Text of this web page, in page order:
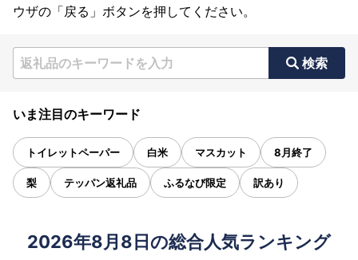
ウザの「戻る」ボタンを押してください。
検索
いま注目のキーワード
トイレットペーパー 白米 マスカット 8月終了
梨 テッパン返礼品 ふるなび限定 訳あり
2026年8月8日の総合人気ランキング